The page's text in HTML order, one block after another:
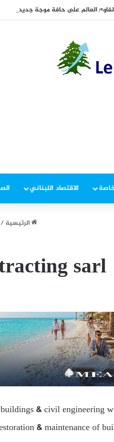
العالم على حافة موجة جديدة من
الاقتصاد اللبناني
الرئيسية/
sarl
& civil engineering
& maintenance of